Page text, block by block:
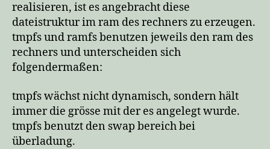
realisieren, ist es angebracht diese
dateistruktur im ram des rechners zu erzeugen.
tmpfs und ramfs benutzen jeweils den ram des
rechners und unterscheiden sich
folgendermaßen:
tmpfs wächst nicht dynamisch, sondern hält
immer die grösse mit der es angelegt wurde.
tmpfs benutzt den swap bereich bei
überladung.